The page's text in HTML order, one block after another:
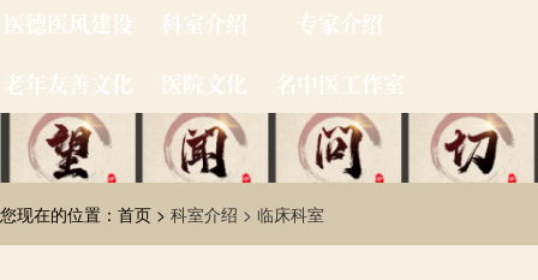
医德医风建设
科室介绍
专家介绍
老年友善文化
医院文化 名中医工作室
您现在的位置：首页 > 科室介绍 > 临床科室